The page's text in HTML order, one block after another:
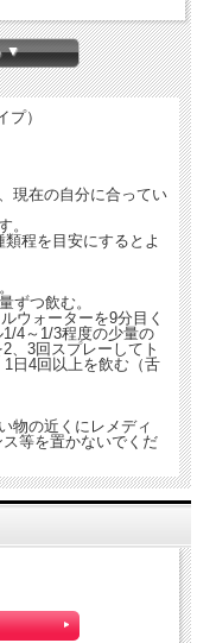
や解説、使用方法などが変
らかじめご了承ください。
ます。ピンときたもの、魅
認できない場合には酒類を
▼
）
現在の自分に合ってい
。
程を目安にするとよ
ずつ飲む。
ウォーターを9分目く
4～1/3程度の少量の
、3回スプレーしてト
日4回以上を飲む（舌
物の近くにレメディ
等を置かないでくだ